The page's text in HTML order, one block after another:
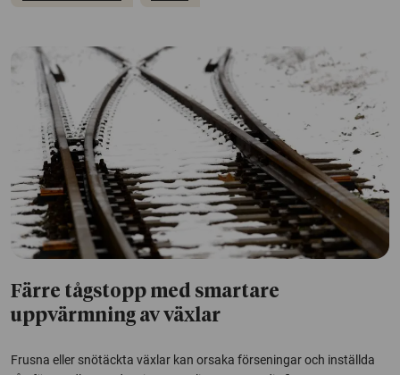
Färre tågstopp med smartare
uppvärmning av växlar
Frusna eller snötäckta växlar kan orsaka förseningar och inställda